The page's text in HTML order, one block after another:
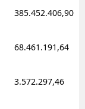
385.452.406,90
68.461.191,64
3.572.297,46